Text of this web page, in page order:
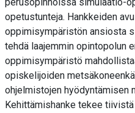
perusopinnoissa simulaatio-
opetustunteja. Hankkeiden
oppimisympäristön ansiosta
tehdä laajemmin opintopolun
oppimisympäristö
opiskelijoiden
ohjelmistojen hyödyntämisen
Kehittämishanke tekee